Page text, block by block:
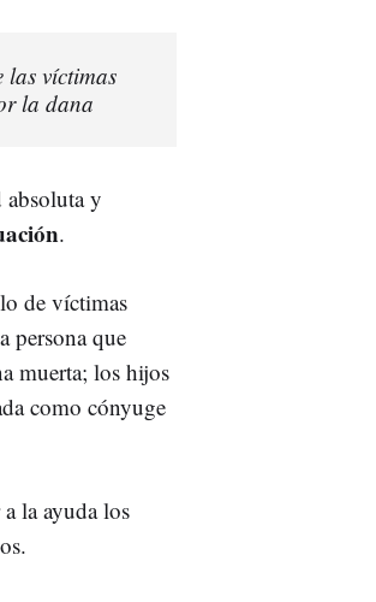
víctimas
la dana
absoluta y
.
de víctimas
persona que
muerta; los hijos
como cónyuge
la ayuda los